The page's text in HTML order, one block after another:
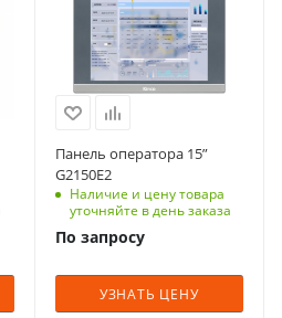
Панель оператора 15”
G2150E2
Наличие и цену товара
уточняйте в день заказа
По запросу
УЗНАТЬ ЦЕНУ